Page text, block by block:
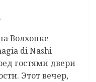
Волхонке
di Nashi
гостями двери
Этот вечер,